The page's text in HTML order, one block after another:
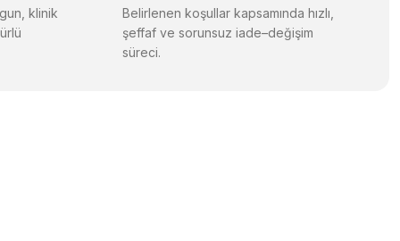
klinik
Belirlenen koşullar kapsamında hızlı,
şeffaf ve sorunsuz iade–değişim
süreci.